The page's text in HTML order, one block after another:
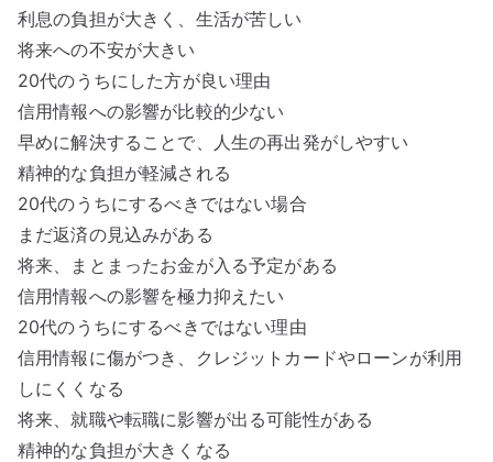
利息の負担が大きく、生活が苦しい
将来への不安が大きい
20代のうちにした方が良い理由
信用情報への影響が比較的少ない
早めに解決することで、人生の再出発がしやすい
精神的な負担が軽減される
20代のうちにするべきではない場合
まだ返済の見込みがある
将来、まとまったお金が入る予定がある
信用情報への影響を極力抑えたい
20代のうちにするべきではない理由
信用情報に傷がつき、クレジットカードやローンが利用
しにくくなる
将来、就職や転職に影響が出る可能性がある
精神的な負担が大きくなる